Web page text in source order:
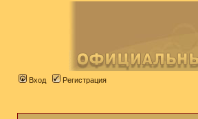
Вход Регистрация